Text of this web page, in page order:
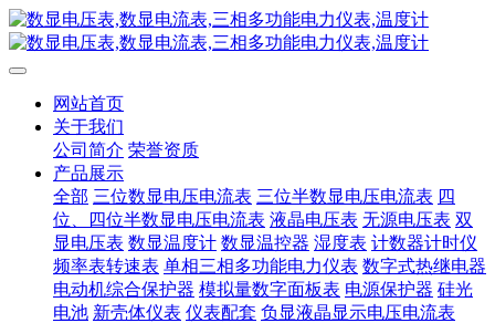
网站首页
关于我们
公司简介 荣誉资质
产品展示
全部 三位数显电压电流表 三位半数显电压电流表 四
位、四位半数显电压电流表 液晶电压表 无源电压表 双
显电压表 数显温度计 数显温控器 湿度表 计数器计时仪
频率表转速表 单相三相多功能电力仪表 数字式热继电器
电动机综合保护器 模拟量数字面板表 电源保护器 硅光
电池 新壳体仪表 仪表配套 负显液晶显示电压电流表